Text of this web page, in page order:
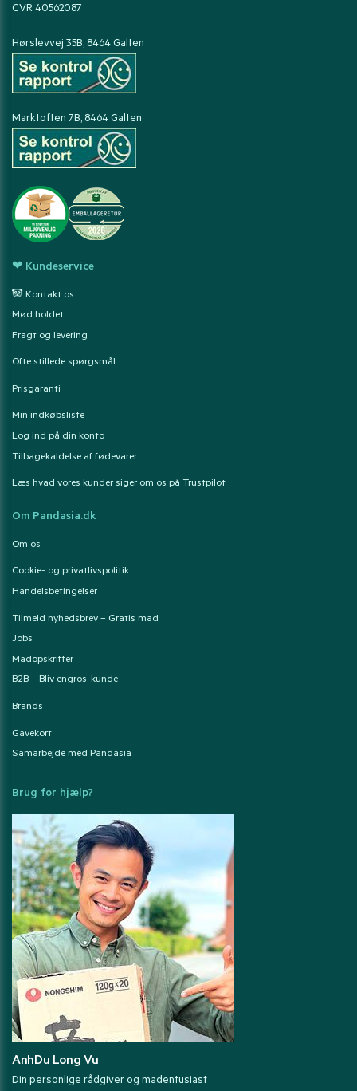
CVR 40562087
Hørslevvej 35B, 8464 Galten
Marktoften 7B, 8464 Galten
❤ Kundeservice
🐼 Kontakt os
Mød holdet
Fragt og levering
Ofte stillede spørgsmål
Prisgaranti
Min indkøbsliste
Log ind på din konto
Tilbagekaldelse af fødevarer
Læs hvad vores kunder siger om os på Trustpilot
Om Pandasia.dk
Om os
Cookie- og privatlivspolitik
Handelsbetingelser
Tilmeld nyhedsbrev – Gratis mad
Jobs
Madopskrifter
B2B – Bliv engros-kunde
Brands
Gavekort
Samarbejde med Pandasia
Brug for hjælp?
AnhDu Long Vu
Din personlige rådgiver og madentusiast